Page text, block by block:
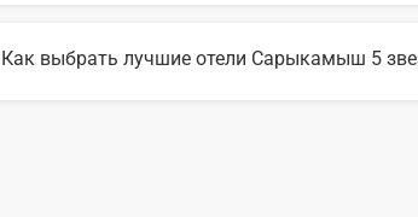
Как выбрать лучшие отели Сарыкамыш 5